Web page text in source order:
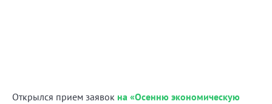
Открылся прием заявок на «Осенню экономическую